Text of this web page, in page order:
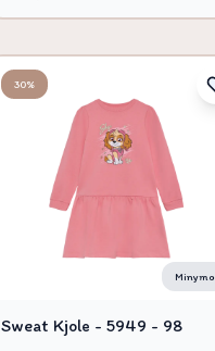
30%
Minymo
Sweat Kjole - 5949 - 98